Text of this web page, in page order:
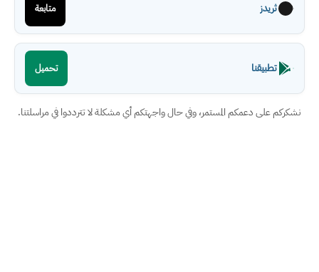
ثريدز متابعة
تطبيقنا تحميل
نشكركم على دعمكم المستمر، وفي حال واجهتكم أي مشكلة لا تترددوا في مراسلتنا.